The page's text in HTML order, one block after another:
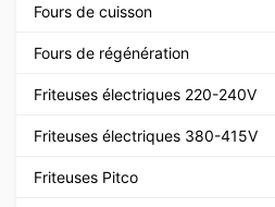
Fours de cuisson
Fours de régénération
Friteuses électriques 220-240V
Friteuses électriques 380-415V
Friteuses Pitco